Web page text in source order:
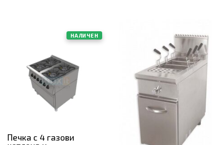
НАЛИЧЕН
Печка с 4 газови